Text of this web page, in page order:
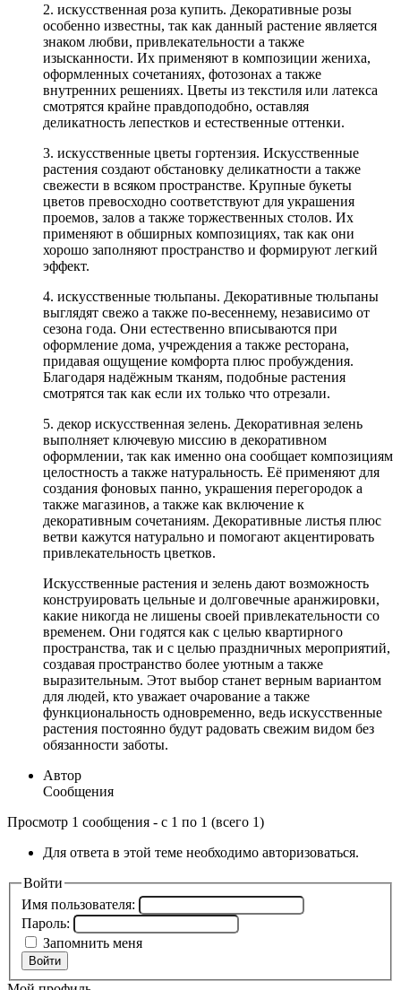
2. искусственная роза купить. Декоративные розы
особенно известны, так как данный растение является
знаком любви, привлекательности а также
изысканности. Их применяют в композиции жениха,
оформленных сочетаниях, фотозонах а также
внутренних решениях. Цветы из текстиля или латекса
смотрятся крайне правдоподобно, оставляя
деликатность лепестков и естественные оттенки.
3. искусственные цветы гортензия. Искусственные
растения создают обстановку деликатности а также
свежести в всяком пространстве. Крупные букеты
цветов превосходно соответствуют для украшения
проемов, залов а также торжественных столов. Их
применяют в обширных композициях, так как они
хорошо заполняют пространство и формируют легкий
эффект.
4. искусственные тюльпаны. Декоративные тюльпаны
выглядят свежо а также по-весеннему, независимо от
сезона года. Они естественно вписываются при
оформление дома, учреждения а также ресторана,
придавая ощущение комфорта плюс пробуждения.
Благодаря надёжным тканям, подобные растения
смотрятся так как если их только что отрезали.
5. декор искусственная зелень. Декоративная зелень
выполняет ключевую миссию в декоративном
оформлении, так как именно она сообщает композициям
целостность а также натуральность. Её применяют для
создания фоновых панно, украшения перегородок а
также магазинов, а также как включение к
декоративным сочетаниям. Декоративные листья плюс
ветви кажутся натурально и помогают акцентировать
привлекательность цветков.
Искусственные растения и зелень дают возможность
конструировать цельные и долговечные аранжировки,
какие никогда не лишены своей привлекательности со
временем. Они годятся как с целью квартирного
пространства, так и с целью праздничных мероприятий,
создавая пространство более уютным а также
выразительным. Этот выбор станет верным вариантом
для людей, кто уважает очарование а также
функциональность одновременно, ведь искусственные
растения постоянно будут радовать свежим видом без
обязанности заботы.
Автор
Сообщения
Просмотр 1 сообщения - с 1 по 1 (всего 1)
Для ответа в этой теме необходимо авторизоваться.
Войти
Имя пользователя:
Пароль:
Запомнить меня
Войти